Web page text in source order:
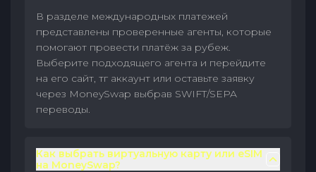
В разделе международных платежей
представлены проверенные агенты, которые
помогают провести платёж за рубеж.
Выберите подходящего агента и перейдите
на его сайт, тг аккаунт или оставьте заявку
через MoneySwap выбрав SWIFT/SEPA
переводы.
Как выбрать виртуальную карту или eSIM
на MoneySwap?